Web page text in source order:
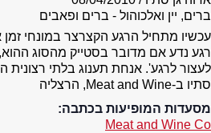
ברים, יין ואלכוהול - ברים ופאבים
עכשיו מתחיל הרגע הקצרצר במונחי זמן
רגע נדע אם מדובר בסטייק מהסוג
לעצור לרגע'. אנחת תענוג בלתי רצונית
סתיו ב-Meat and Wine, הרצליה
מסעדות המופיעות בכתבה:
Meat and Wine Co